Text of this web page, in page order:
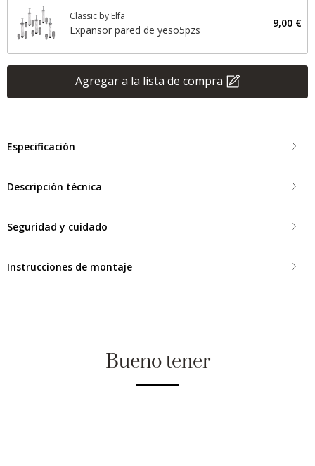
Classic by Elfa
Expansor pared de yeso5pzs
9,00 €
Agregar a la lista de compra
Especificación
Descripción técnica
Seguridad y cuidado
Instrucciones de montaje
Bueno tener